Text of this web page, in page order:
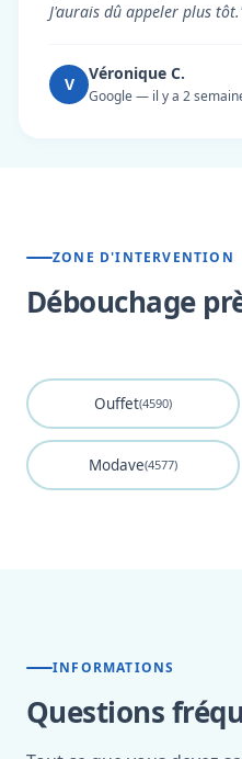
J'aurais dû appeler plus
V
Véronique C.
Google — il y a 2
ZONE D'INTERVENTION
Débouchage
Ouffet(4590)
Modave(4577)
INFORMATIONS
Questions